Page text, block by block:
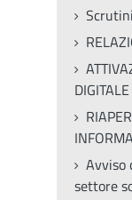
DIGITALE
Avviso
settore